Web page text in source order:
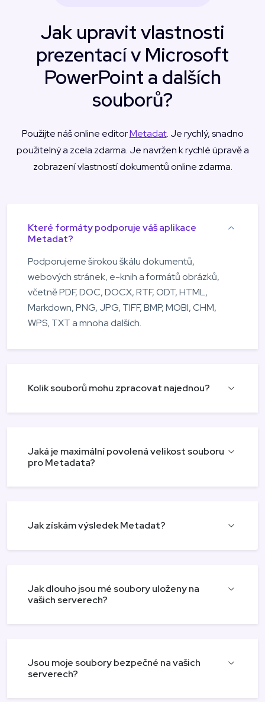
Jak upravit vlastnosti
prezentací v Microsoft
PowerPoint a dalších
souborů?
Použijte náš online editorMetadat. Je rychlý, snadno
použitelný a zcela zdarma. Je navržen k rychlé úpravě a
zobrazení vlastností dokumentů online zdarma.
Které formáty podporuje váš aplikace
Metadat?
Podporujeme širokou škálu dokumentů,
webových stránek, e-knih a formátů obrázků,
včetně PDF, DOC, DOCX, RTF, ODT, HTML,
Markdown, PNG, JPG, TIFF, BMP, MOBI, CHM,
WPS, TXT a mnoha dalších.
Kolik souborů mohu zpracovat najednou?
Jaká je maximální povolená velikost souboru
pro Metadata?
Jak získám výsledek Metadat?
Jak dlouho jsou mé soubory uloženy na
vašich serverech?
Jsou moje soubory bezpečné na vašich
serverech?